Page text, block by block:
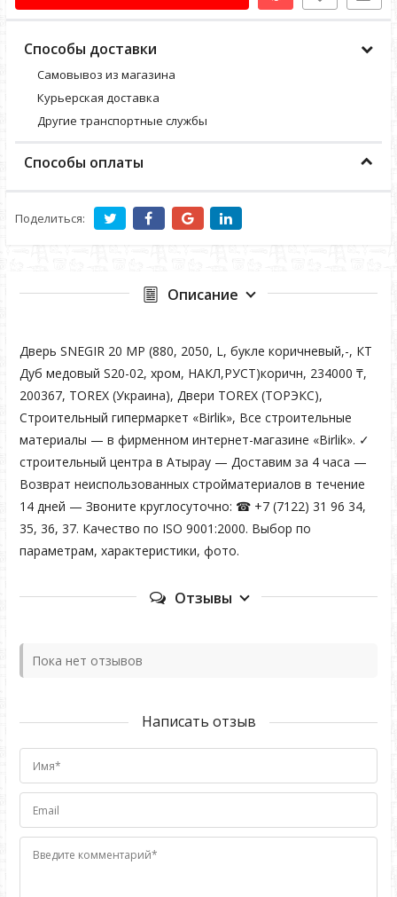
Способы доставки
Самовывоз из магазина
Курьерская доставка
Другие транспортные службы
Способы оплаты
Поделиться:
Описание
Дверь SNEGIR 20 MP (880, 2050, L, букле коричневый,-, КТ
Дуб медовый S20-02, хром, НАКЛ,РУСТ)коричн, 234000 ₸,
200367, TOREX (Украина), Двери TOREX (ТОРЭКС),
Строительный гипермаркет «Birlik», Все строительные
материалы — в фирменном интернет-магазине «Birlik». ✓
строительный центра в Атырау — Доставим за 4 часа —
Возврат неиспользованных стройматериалов в течение
14 дней — Звоните круглосуточно: ☎ +7 (7122) 31 96 34,
35, 36, 37. Качество по ISO 9001:2000. Выбор по
параметрам, характеристики, фото.
Отзывы
Пока нет отзывов
Написать отзыв
Имя*
Email
Введите комментарий*